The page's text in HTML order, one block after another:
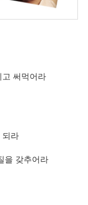
써먹어라
되라
을 갖추어라